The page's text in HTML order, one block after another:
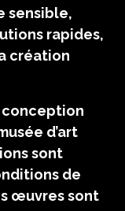
sensible,
rapides,
création
conception
d’art
sont
de
œuvres sont